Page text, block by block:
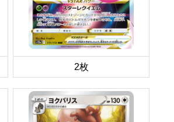
2枚